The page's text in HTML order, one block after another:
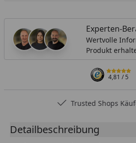
Experten-
Wertvolle
Produkt
4,81/ 5
Trusted Shops
Detailbeschreibung